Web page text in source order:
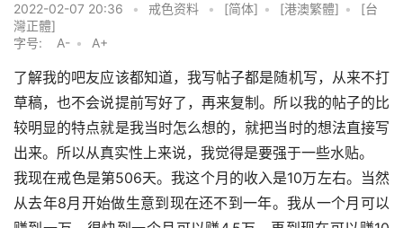
2022-02-07 20:36 • 戒色资料 • [简体] • [港澳繁體] •
[台
灣正體]
字号:
A- • A+
了解我的吧友应该都知道，我写帖子都是随机写，从来不打
草稿，也不会说提前写好了，再来复制。所以我的帖子的比
较明显的特点就是我当时怎么想的，就把当时的想法直接写
出来。所以从真实性上来说，我觉得是要强于一些水贴。
我现在戒色是第506天。我这个月的收入是10万左右。当然
从去年8月开始做生意到现在还不到一年。我从一个月可以